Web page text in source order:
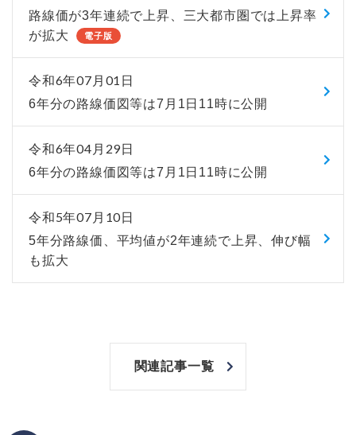
路線価が3年連続で上昇、三大都市圏では上昇率
が拡大
電子版
令和6年07月01日
6年分の路線価図等は7月1日11時に公開
令和6年04月29日
6年分の路線価図等は7月1日11時に公開
令和5年07月10日
5年分路線価、平均値が2年連続で上昇、伸び幅
も拡大
関連記事一覧